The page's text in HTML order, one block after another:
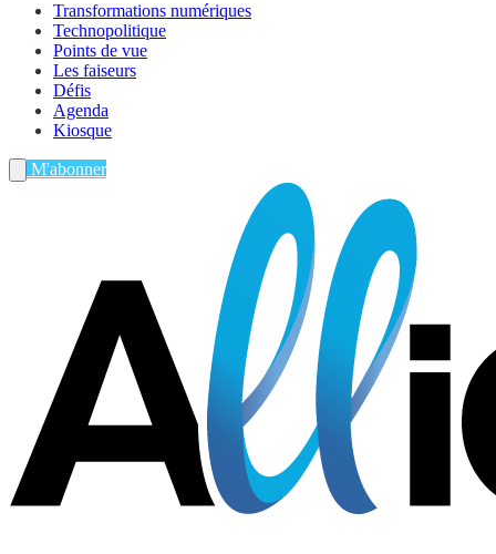
Transformations numériques
Technopolitique
Points de vue
Les faiseurs
Défis
Agenda
Kiosque
M'abonner